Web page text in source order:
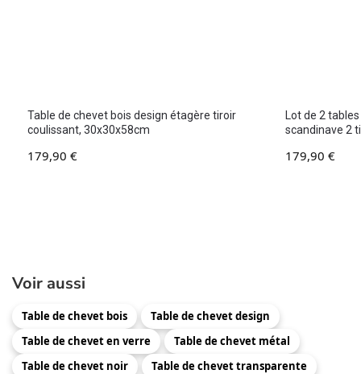
Table de chevet bois design étagère tiroir
coulissant, 30x30x58cm
179,90 €
Lot de 2
scandinave 2
179,90 €
Voir aussi
Table de chevet bois
Table de chevet design
Table de chevet en verre
Table de chevet métal
Table de chevet noir
Table de chevet transparente